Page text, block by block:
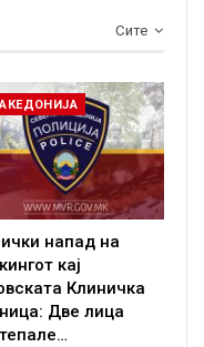
Сите
напад на
кај
Клиничка
Две лица